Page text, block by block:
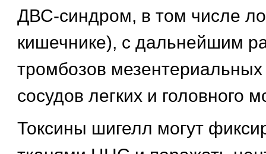
ДВС-синдром, в том числе
кишечнике), с дальнейшим
тромбозов мезентериальных
сосудов легких и головного
Токсины шигелл могут